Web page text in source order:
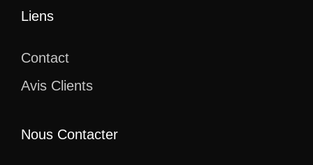
Liens
Contact
Avis Clients
Nous Contacter